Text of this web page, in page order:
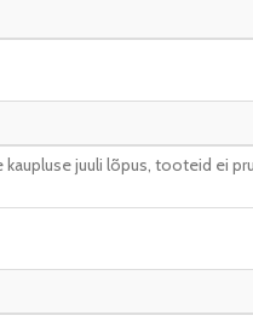
kaupluse juuli lõpus, tooteid ei